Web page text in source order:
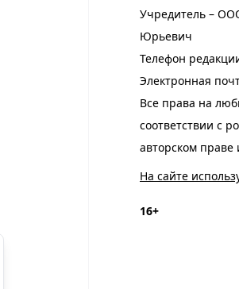
Учредитель –
Юрьевич
Телефон
Электронная
Все права на
соответствии с
авторском
На сайте
16+